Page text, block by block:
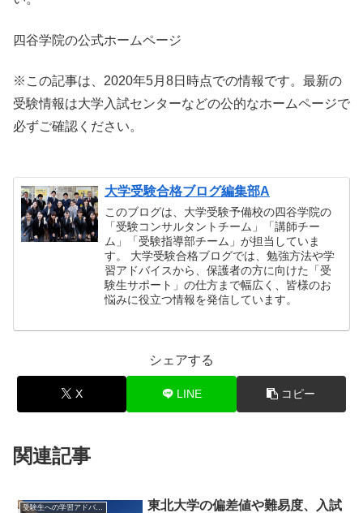
四谷学院の公式ホームページ
※この記事は、2020年5月8日時点での情報です。最新の
受験情報は大学入試センターなどの公的なホームページで
必ずご確認ください。
大学受験合格ブログ編集部A
このブログは、大学受験予備校の四谷学院の
「受験コンサルタントチーム」「講師チー
ム」「受験指導部チーム」が担当していま
す。 大学受験合格ブログでは、勉強方法や学
習アドバイスから、保護者の方に向けた「受
験生サポート」の仕方まで幅広く、皆様のお
悩みに役立つ情報を発信しています。
シェアする
X LINE コピー
関連記事
受験生への学習アドバイス
東北大学の偏差値や難易度、入試